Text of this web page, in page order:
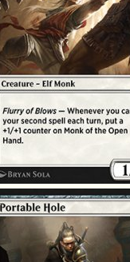
Puits portable